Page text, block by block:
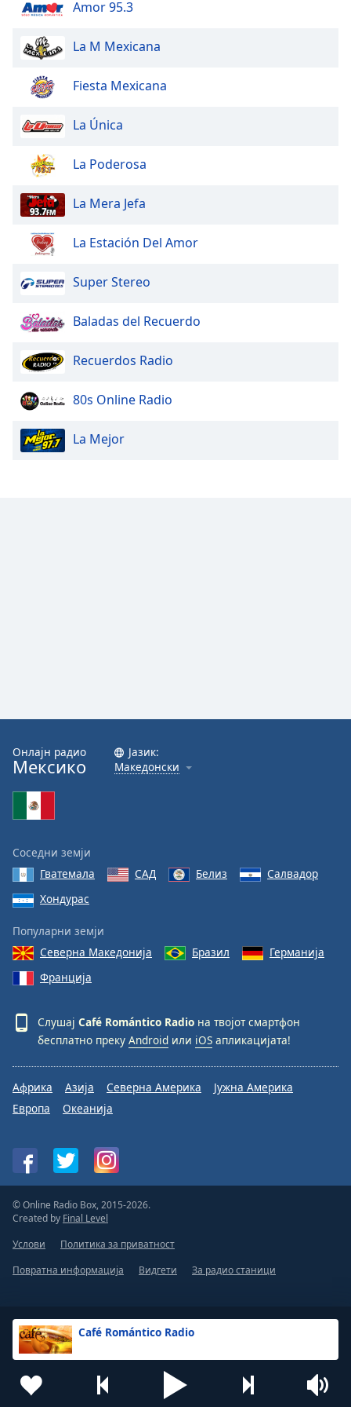
dialog
window.
window.
Text
Text
Background
Color
Opacity
Caption
Family
Reset
Done
Dialog
End
dialog
Café Romántico Radio
Amor 95.3
La M Mexicana
Fiesta Mexicana
La Única
La Poderosa
La Mera Jefa
La Estación Del Amor
Super Stereo
Baladas del Recuerdo
Recuerdos Radio
80s Online Radio
La Mejor
Онлајн радио
Мексико
Јазик:
Македонски
Соседни земји
Гватемала
САД Белиз
Салвадор
Хондурас
Популарни земји
Северна Македонија
Бразил
Германија
Франција
Слушај Café Romántico Radio на твојот смартфон
бесплатно преку Android или iOS апликацијата!
Африка Азија Северна Америка
Јужна Америка
Европа
Океанија
© Online Radio Box, 2015-2026.
Created by Final Level
Услови
Политика за приватност
Повратна информација
Видгети За радио станици